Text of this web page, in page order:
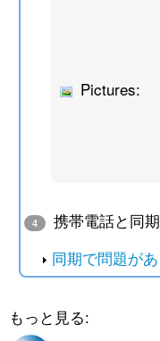
Pictures:
4
携帯電話と同期
同期で問題が
もっと見る: